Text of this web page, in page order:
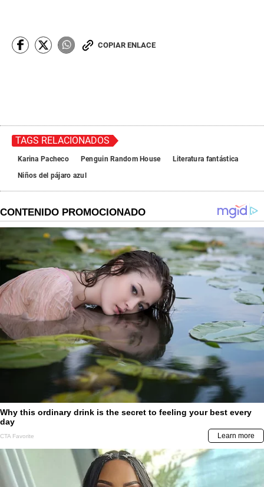
COPIAR ENLACE
TAGS RELACIONADOS
Karina Pacheco Penguin Random House
Literatura fantástica
Niños del pájaro azul